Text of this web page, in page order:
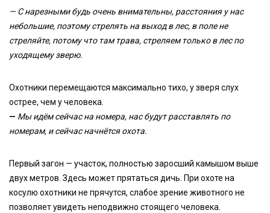
— С нарезными будь очень внимательны, расстояния у нас
небольшие, поэтому стрелять на выход в лес, в поле не
стреляйте, потому что там трава, стреляем только в лес по
уходящему зверю.
Охотники перемещаются максимально тихо, у зверя слух
острее, чем у человека.
— Мы идём сейчас на номера, нас будут расставлять по
номерам, и сейчас начнётся охота.
Первый загон — участок, полностью заросший камышом выше
двух метров. Здесь может прятаться дичь. При охоте на
косулю охотники не прячутся, слабое зрение животного не
позволяет увидеть неподвижно стоящего человека.